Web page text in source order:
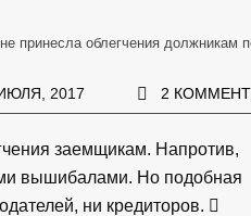
принесла облегчения должникам
2017 2
заемщикам. Напротив,
вышибалами. Но подобная
ни кредиторов.